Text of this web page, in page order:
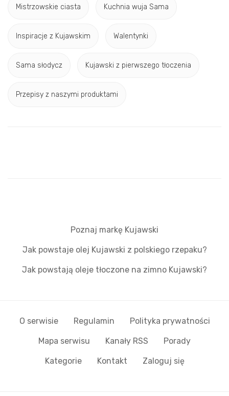
Mistrzowskie ciasta Kuchnia wuja Sama
Inspiracje z Kujawskim Walentynki
Sama słodycz Kujawski z pierwszego tłoczenia
Przepisy z naszymi produktami
Poznaj markę Kujawski
Jak powstaje olej Kujawski z polskiego rzepaku?
Jak powstają oleje tłoczone na zimno Kujawski?
O serwisie Regulamin Polityka prywatności
Mapa serwisu Kanały RSS Porady
Kategorie Kontakt Zaloguj się